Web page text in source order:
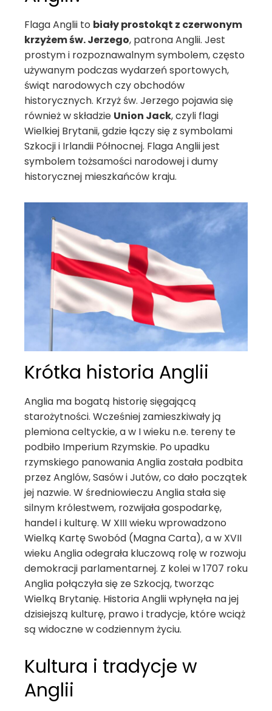
Flaga Anglii to biały prostokąt z czerwonym
krzyżem św. Jerzego, patrona Anglii. Jest
prostym i rozpoznawalnym symbolem, często
używanym podczas wydarzeń sportowych,
świąt narodowych czy obchodów
historycznych. Krzyż św. Jerzego pojawia się
również w składzie Union Jack, czyli flagi
Wielkiej Brytanii, gdzie łączy się z symbolami
Szkocji i Irlandii Północnej. Flaga Anglii jest
symbolem tożsamości narodowej i dumy
historycznej mieszkańców kraju.
Krótka historia Anglii
Anglia ma bogatą historię sięgającą
starożytności. Wcześniej zamieszkiwały ją
plemiona celtyckie, a w I wieku n.e. tereny te
podbiło Imperium Rzymskie. Po upadku
rzymskiego panowania Anglia została podbita
przez Anglów, Sasów i Jutów, co dało początek
jej nazwie. W średniowieczu Anglia stała się
silnym królestwem, rozwijała gospodarkę,
handel i kulturę. W XIII wieku wprowadzono
Wielką Kartę Swobód (Magna Carta), a w XVII
wieku Anglia odegrała kluczową rolę w rozwoju
demokracji parlamentarnej. Z kolei w 1707 roku
Anglia połączyła się ze Szkocją, tworząc
Wielką Brytanię. Historia Anglii wpłynęła na jej
dzisiejszą kulturę, prawo i tradycje, które wciąż
są widoczne w codziennym życiu.
Kultura i tradycje w
Anglii